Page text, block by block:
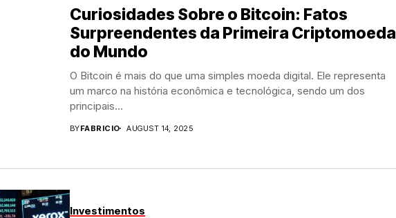
Curiosidades Sobre o Bitcoin: Fatos
Surpreendentes da Primeira Criptomoeda
do Mundo
O Bitcoin é mais do que uma simples moeda digital. Ele representa
um marco na história econômica e tecnológica, sendo um dos
principais...
BYFABRICIO AUGUST 14, 2025
Investimentos